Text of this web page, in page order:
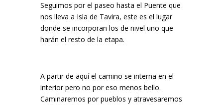
Seguimos por el paseo hasta el Puente que
nos lleva a Isla de Tavira, este es el lugar
donde se incorporan los de nivel uno que
harán el resto de la etapa.
A partir de aquí el camino se interna en el
interior pero no por eso menos bello.
Caminaremos por pueblos y atravesaremos